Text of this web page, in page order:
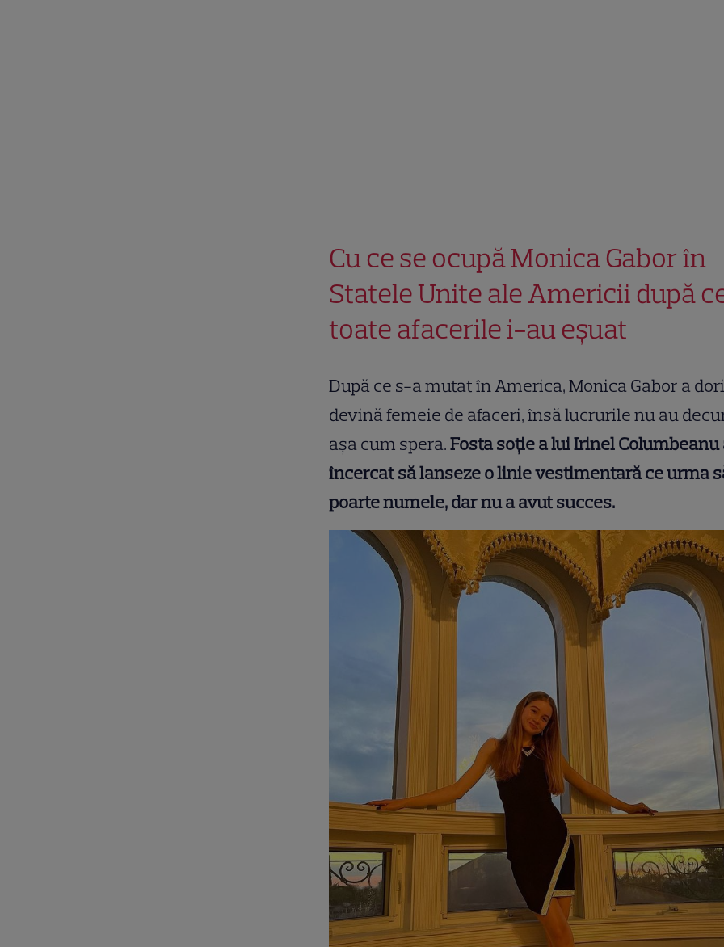
Cu ce se ocupă Monica Gabor în
Statele Unite ale Americii după
toate afacerile i-au eșuat
După ce s-a mutat în America, Monica Gabor a
devină femeie de afaceri, însă lucrurile nu au
așa cum spera.Fosta soție a lui Irinel Columbeanu
încercat să lanseze o linie vestimentară ce urma
poarte numele, dar nu a avut succes.